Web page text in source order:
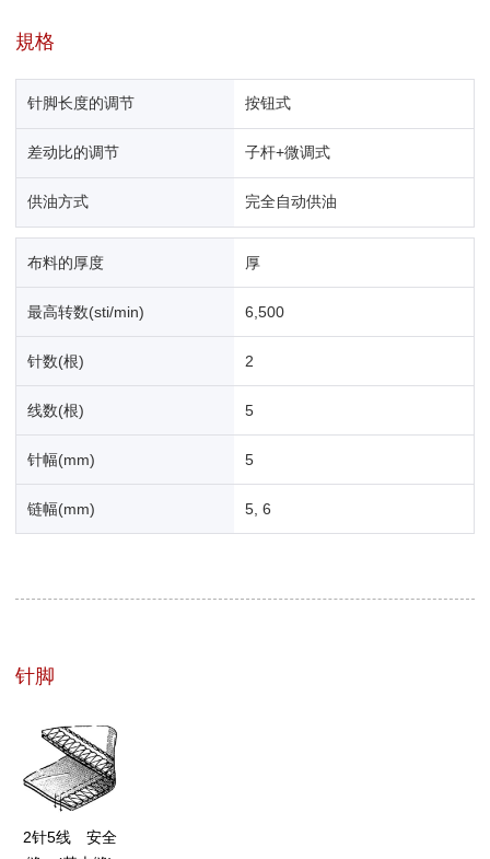
規格
针脚长度的调节 按钮式
差动比的调节 子杆+微调式
供油方式 完全自动供油
布料的厚度 厚
最高转数(sti/min) 6,500
针数(根) 2
线数(根) 5
针幅(mm) 5
链幅(mm) 5, 6
针脚
2针5线 安全